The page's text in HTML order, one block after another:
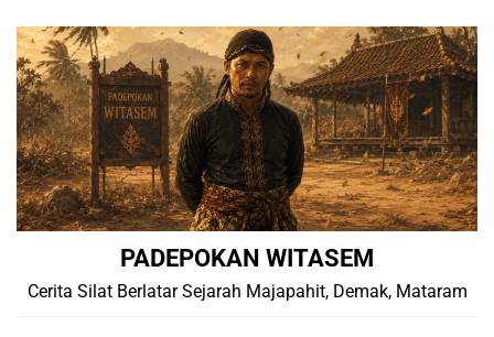
content
PADEPOKAN WITASEM
Cerita Silat Berlatar Sejarah Majapahit, Demak, Mataram